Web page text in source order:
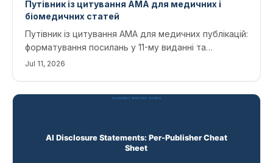
Путівник із цитування AMA для медичних і
біомедичних статей
Путівник із цитування AMA для медичних публікацій:
форматування посилань у 11-му виданні та
надрядкові посилання в тексті для журналів, книг,
Jul 11, 2026